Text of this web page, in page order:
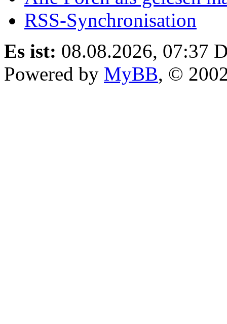
RSS-Synchronisation
Es ist: 08.08.2026, 07:37
Powered by MyBB, ©